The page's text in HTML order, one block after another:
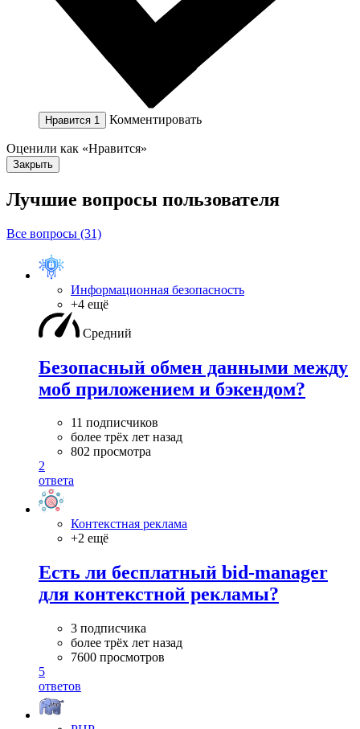
Нравится 1 Комментировать
Оценили как «Нравится»
Закрыть
Лучшие вопросы пользователя
Все вопросы (31)
Информационная безопасность
+4 ещё
Средний
Безопасный обмен данными между
моб приложением и бэкендом?
11 подписчиков
более трёх лет назад
802 просмотра
2
ответа
Контекстная реклама
+2 ещё
Есть ли бесплатный bid-manager
для контекстной рекламы?
3 подписчика
более трёх лет назад
7600 просмотров
5
ответов